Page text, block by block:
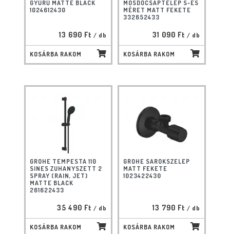
GYŰRŰ MATTE BLACK
1024612430
13 690 Ft / db
KOSÁRBA RAKOM
MOSDÓCSAPTELEP S-ES
MÉRET MATT FEKETE
332652433
31 090 Ft / db
KOSÁRBA RAKOM
GROHE TEMPESTA 110
SINES ZUHANYSZETT 2
SPRAY (RAIN, JET)
MATTE BLACK
261622433
35 490 Ft / db
KOSÁRBA RAKOM
GROHE SAROKSZELEP
MATT FEKETE
1023422430
13 790 Ft / db
KOSÁRBA RAKOM